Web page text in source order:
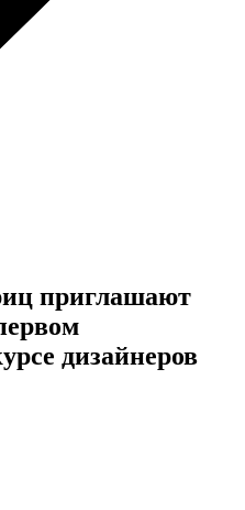
приглашают
дизайнеров